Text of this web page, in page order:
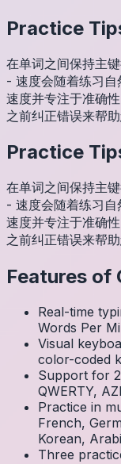
Practice
在单词之间保持主
- 速度会随着练习自
速度并专注于准确
之前纠正错误来帮
Practice
在单词之间保持主
- 速度会随着练习自
速度并专注于准确
之前纠正错误来帮
Features of
Real-time
Words Per
Visual
color-coded
Support for
QWERTY,
Practice in
French,
Korean,
Three